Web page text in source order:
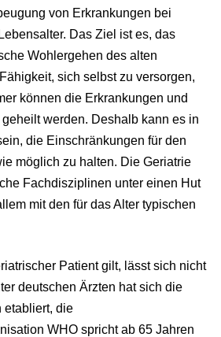
von Erkrankungen bei
Das Ziel ist es, das
Wohlergehen des alten
sich selbst zu versorgen,
können die Erkrankungen und
werden. Deshalb kann es in
die Einschränkungen für den
möglich zu halten. Die Geriatrie
Fachdisziplinen unter einen Hut
mit den für das Alter typischen
Patient gilt, lässt sich nicht
deutschen Ärzten hat sich die
etabliert, die
WHO spricht ab 65 Jahren